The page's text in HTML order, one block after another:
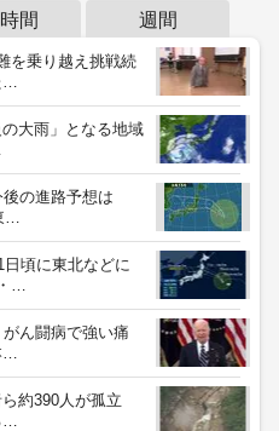
間 週間
を乗り越え挑戦続
…
大雨」となる地域
後の進路予想は
…
日頃に東北などに
…
ん闘病で強い痛
…
ら約390人が孤立
…